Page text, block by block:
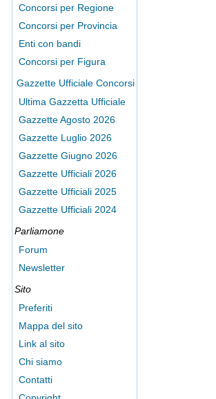
Concorsi per Regione
Concorsi per Provincia
Enti con bandi
Concorsi per Figura
Gazzette Ufficiale Concorsi
Ultima Gazzetta Ufficiale
Gazzette Agosto 2026
Gazzette Luglio 2026
Gazzette Giugno 2026
Gazzette Ufficiali 2026
Gazzette Ufficiali 2025
Gazzette Ufficiali 2024
Parliamone
Forum
Newsletter
Sito
Preferiti
Mappa del sito
Link al sito
Chi siamo
Contatti